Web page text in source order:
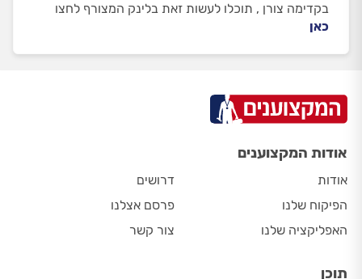
בקדימה צורן , תוכלו לעשות זאת בלינק המצורף לחצו
כאן
אודות המקצוענים
אודות
הפיקוח שלנו
האפליקציה שלנו
דרושים
פרסם אצלנו
צור קשר
תוכן